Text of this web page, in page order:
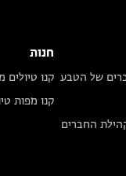
של הטבע
החברים
חנות
קנו טיולים
קנו מפות